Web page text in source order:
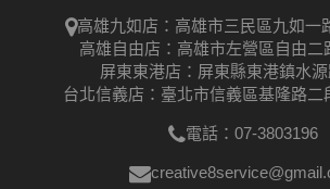
高雄九如店：高雄市三民區九如一
高雄自由店：高雄市左營區自由二
屏東東港店：屏東縣東港鎮水
台北信義店：臺北市信義區基隆路二
電話：07-3803196